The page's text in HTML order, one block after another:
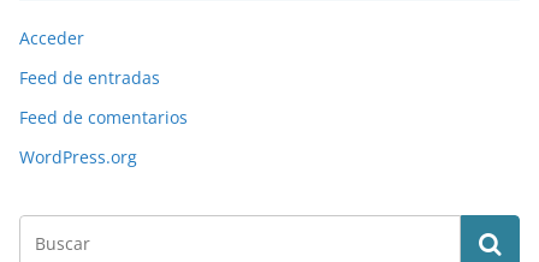
Acceder
Feed de entradas
Feed de comentarios
WordPress.org